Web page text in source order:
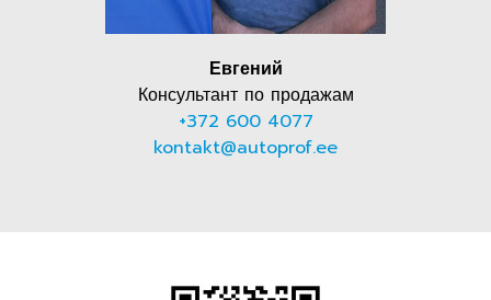
Евгений
Консультант по продажам
+372 600 4077
kontakt@autoprof.ee